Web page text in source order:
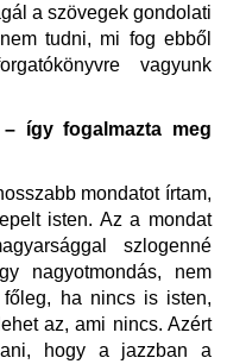
a szövegek gondolati
tudni, mi fog ebből
vagyunk
így fogalmazta meg
mondatot írtam,
isten. Az a mondat
szlogenné
nagyotmondás, nem
főleg, ha nincs is isten,
az, ami nincs. Azért
hogy a jazzban a